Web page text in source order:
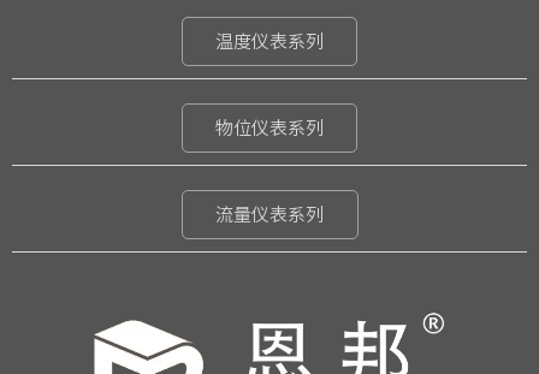
温度仪表系列
物位仪表系列
流量仪表系列